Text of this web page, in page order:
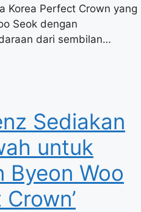
Korea Perfect Crown yang
Seok dengan
dari sembilan…
Sediakan
untuk
Byeon Woo